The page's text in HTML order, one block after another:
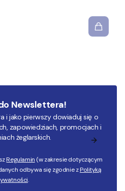
Newslettera!
i jako pierwszy dowiaduj się o
zapowiedziach, promocjach i
żeglarskich.
Regulamin (w zakresie dotyczącym
odbywa się zgodnie zPolityką
.